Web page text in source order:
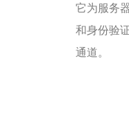
它为服务
和身份验
通道。